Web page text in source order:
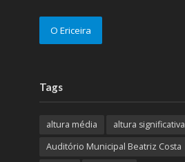
O Ericeira
Tags
altura média altura significativa
Auditório Municipal Beatriz Costa